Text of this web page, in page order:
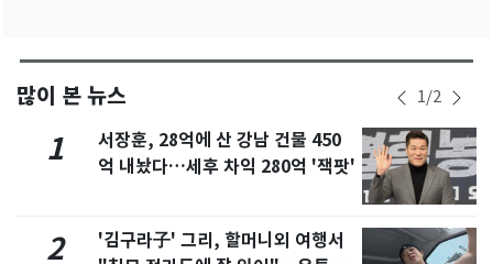
많이 본 뉴스 1/2
1
서장훈, 28억에 산 강남 건물 450
억 내놨다…세후 차익 280억 '잭팟'
2
'김구라子' 그리, 할머니외 여행서